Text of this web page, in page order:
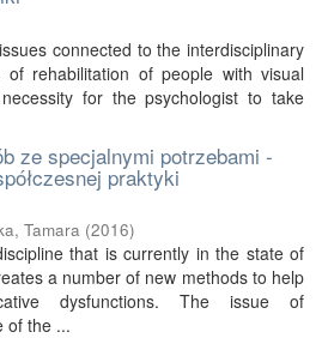
connected to the interdisciplinary
rehabilitation of people with visual
for the psychologist to take
ze specjalnymi potrzebami -
praktyki
Tamara (2016)
that is currently in the state of
a number of new methods to help
dysfunctions. The issue of
of the ...